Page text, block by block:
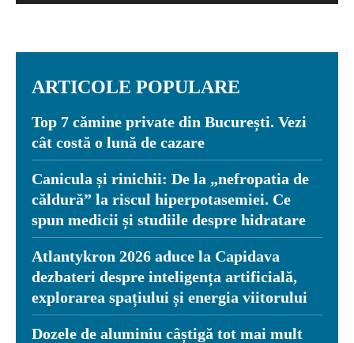
ARTICOLE POPULARE
Top 7 cămine private din București. Vezi
cât costă o lună de cazare
Canicula și rinichii: De la „nefropatia de
căldură” la riscul hiperpotasemiei. Ce
spun medicii și studiile despre hidratare
Atlantykron 2026 aduce la Capidava
dezbateri despre inteligența artificială,
explorarea spațiului și energia viitorului
Dozele de aluminiu câștigă tot mai mult